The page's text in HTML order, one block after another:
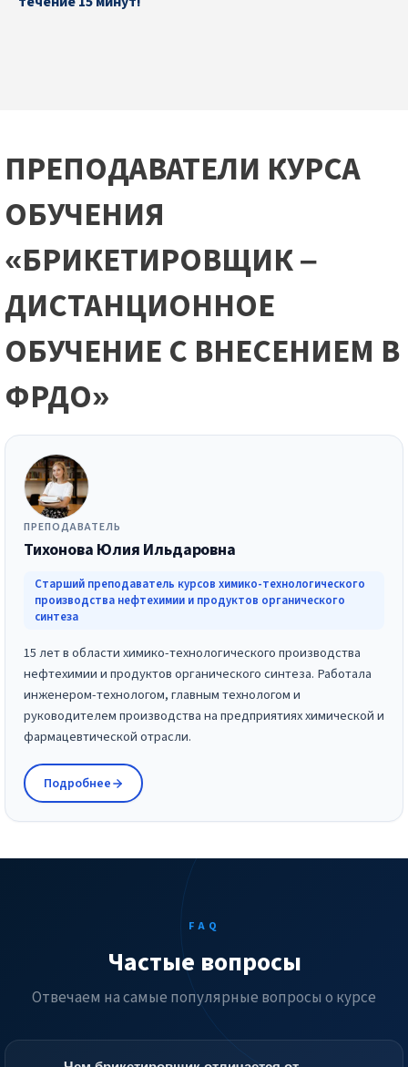
ПРЕПОДАВАТЕЛИ КУРСА
ОБУЧЕНИЯ
«БРИКЕТИРОВЩИК –
ДИСТАНЦИОННОЕ
ОБУЧЕНИЕ С ВНЕСЕНИЕМ В
ФРДО»
ПРЕПОДАВАТЕЛЬ
Тихонова Юлия Ильдаровна
Старший преподаватель курсов химико-технологического
производства нефтехимии и продуктов органического
синтеза
15 лет в области химико-технологического производства
нефтехимии и продуктов органического синтеза. Работала
инженером-технологом, главным технологом и
руководителем производства на предприятиях химической и
фармацевтической отрасли.
Подробнее
FAQ
Частые вопросы
Отвечаем на самые популярные вопросы о курсе